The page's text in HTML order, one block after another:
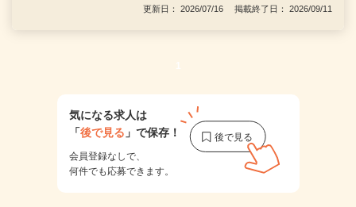
更新日： 2026/07/16 掲載終了日： 2026/09/11
1
気になる求人は
「後で見る 」で保存！
会員登録なしで、
何件でも応募できます。